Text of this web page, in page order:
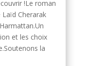
!Le roman
Cherarak
et les choix
la